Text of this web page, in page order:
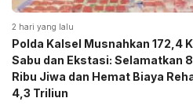
2 hari yang lalu
Polda Kalsel Musnahkan 172,4
Sabu dan Ekstasi: Selamatkan
Ribu Jiwa dan Hemat Biaya
4,3 Triliun